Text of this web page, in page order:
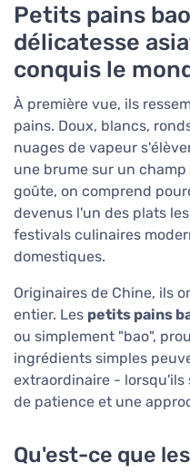
Petits pains
délicatesse
conquis le
À première vue, ils
pains. Doux, blancs,
nuages de vapeur
une brume sur un champ
goûte, on comprend
devenus l'un des plats
festivals culinaires
domestiques.
Originaires de Chine, ils
entier. Les petits pains
ou simplement "bao",
ingrédients simples
extraordinaire - lorsqu'ils
de patience et une
Qu'est-ce que